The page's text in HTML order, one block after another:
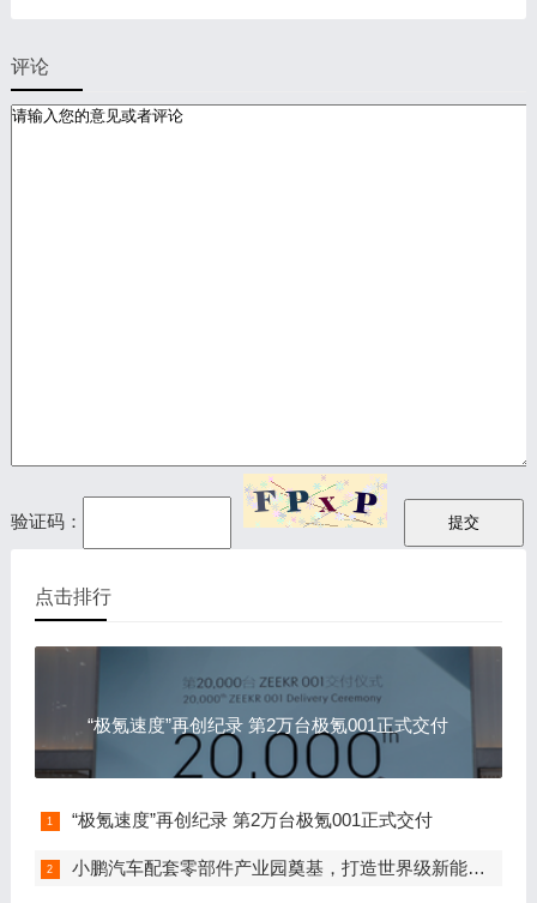
评论
验证码：
点击排行
“极氪速度”再创纪录 第2万台极氪001正式交付
“极氪速度”再创纪录 第2万台极氪001正式交付
小鹏汽车配套零部件产业园奠基，打造世界级新能源智能汽车集群